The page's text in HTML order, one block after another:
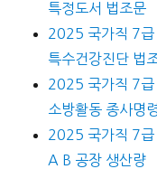
특정도서 법조문
2025 국가직 7급
특수건강진단 법
2025 국가직 7급
소방활동 종사명
2025 국가직 7급
A B 공장 생산량